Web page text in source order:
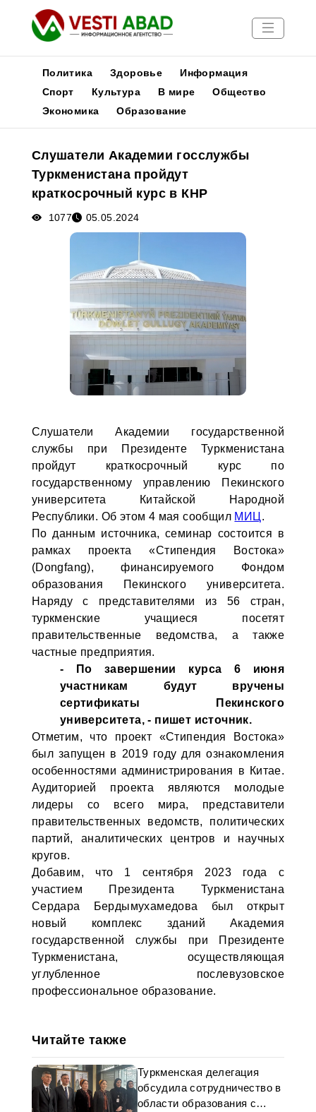
Новости
Медиа
Афиша
Политика Здоровье
Информация
Спорт
Культура В мире
Общество
Экономика
Образование
Слушатели Академии госслужбы
Туркменистана пройдут
краткосрочный курс в КНР
1077 05.05.2024
Слушатели Академии государственной
службы при Президенте Туркменистана
пройдут краткосрочный курс по
государственному управлению Пекинского
университета Китайской Народной
Республики. Об этом 4 мая сообщил МИЦ .
По данным источника, семинар состоится в
рамках проекта «Стипендия Востока»
(Dongfang), финансируемого Фондом
образования Пекинского университета.
Наряду с представителями из 56 стран,
туркменские учащиеся посетят
правительственные ведомства, а также
частные предприятия.
- По завершении курса 6 июня
участникам будут вручены
сертификаты Пекинского
университета, - пишет источник.
Отметим, что проект «Стипендия Востока»
был запущен в 2019 году для ознакомления
особенностями администрирования в Китае.
Аудиторией проекта являются молодые
лидеры со всего мира, представители
правительственных ведомств, политических
партий, аналитических центров и научных
кругов.
Добавим, что 1 сентября 2023 года с
участием Президента Туркменистана
Сердара Бердымухамедова был открыт
новый комплекс зданий Академия
государственной службы при Президенте
Туркменистана, осуществляющая
углубленное послевузовское
профессиональное образование.
Читайте также
Туркменская делегация
обсудила сотрудничество в
области образования с